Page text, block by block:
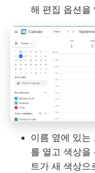
해 편집 옵션을
이름 옆에 있는
를 열고 색상을
트가 새 색상으